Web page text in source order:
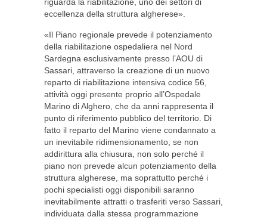
eccellenza della struttura algherese».
«Il Piano regionale prevede il potenziamento
della riabilitazione ospedaliera nel Nord
Sardegna esclusivamente presso l’AOU di
Sassari, attraverso la creazione di un nuovo
reparto di riabilitazione intensiva codice 56,
attività oggi presente proprio all’Ospedale
Marino di Alghero, che da anni rappresenta il
punto di riferimento pubblico del territorio. Di
fatto il reparto del Marino viene condannato a
un inevitabile ridimensionamento, se non
addirittura alla chiusura, non solo perché il
piano non prevede alcun potenziamento della
struttura algherese, ma soprattutto perché i
pochi specialisti oggi disponibili saranno
inevitabilmente attratti o trasferiti verso Sassari,
individuata dalla stessa programmazione